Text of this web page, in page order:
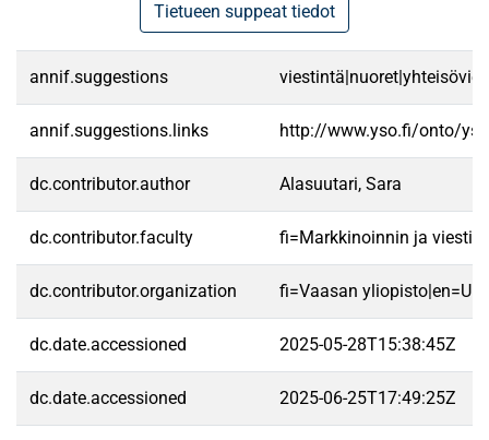
Tietueen suppeat tiedot
annif.suggestions
annif.suggestions.links http://www.yso.fi/onto/
dc.contributor.author Alasuutari, Sara
dc.contributor.faculty fi=Markkinoinnin ja
dc.contributor.organization fi=Vaasan
dc.date.accessioned 2025-05-28T15:38:45Z
dc.date.accessioned 2025-06-25T17:49:25Z